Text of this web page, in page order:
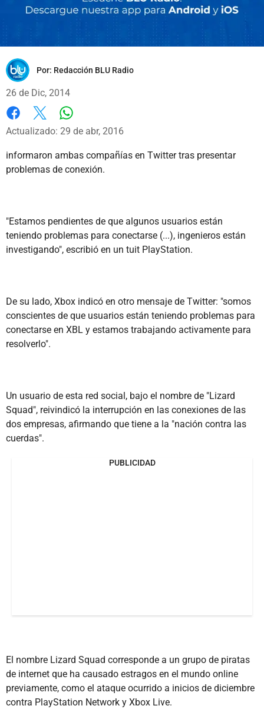
Por: Redacción BLU Radio
26 de Dic, 2014
Facebook
X
Actualizado: 29 de abr, 2016
informaron ambas compañías en Twitter tras presentar
problemas de conexión.
"Estamos pendientes de que algunos usuarios están
teniendo problemas para conectarse (...), ingenieros están
investigando", escribió en un tuit PlayStation.
De su lado, Xbox indicó en otro mensaje de Twitter: "somos
conscientes de que usuarios están teniendo problemas para
conectarse en XBL y estamos trabajando activamente para
resolverlo".
Un usuario de esta red social, bajo el nombre de "Lizard
Squad", reivindicó la interrupción en las conexiones de las
dos empresas, afirmando que tiene a la "nación contra las
cuerdas".
PUBLICIDAD
El nombre Lizard Squad corresponde a un grupo de piratas
de internet que ha causado estragos en el mundo online
previamente, como el ataque ocurrido a inicios de diciembre
contra PlayStation Network y Xbox Live.